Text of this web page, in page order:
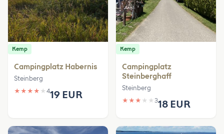
Kemp
Campingplatz Habernis
Steinberg
★ ★ ★ ★ ★ 419 EUR
Kemp
Campingplatz
Steinberghaff
Steinberg
★ ★ ★ ★ ★ 318 EUR